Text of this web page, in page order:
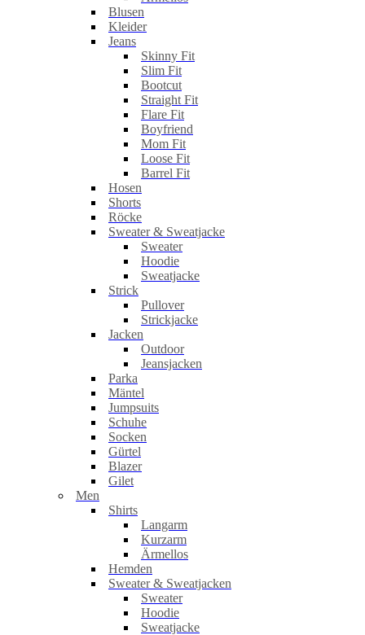
Blusen
Kleider
Jeans
Skinny Fit
Slim Fit
Bootcut
Straight Fit
Flare Fit
Boyfriend
Mom Fit
Loose Fit
Barrel Fit
Hosen
Shorts
Röcke
Sweater & Sweatjacke
Sweater
Hoodie
Sweatjacke
Strick
Pullover
Strickjacke
Jacken
Outdoor
Jeansjacken
Parka
Mäntel
Jumpsuits
Schuhe
Socken
Gürtel
Blazer
Gilet
Men
Shirts
Langarm
Kurzarm
Ärmellos
Hemden
Sweater & Sweatjacken
Sweater
Hoodie
Sweatjacke